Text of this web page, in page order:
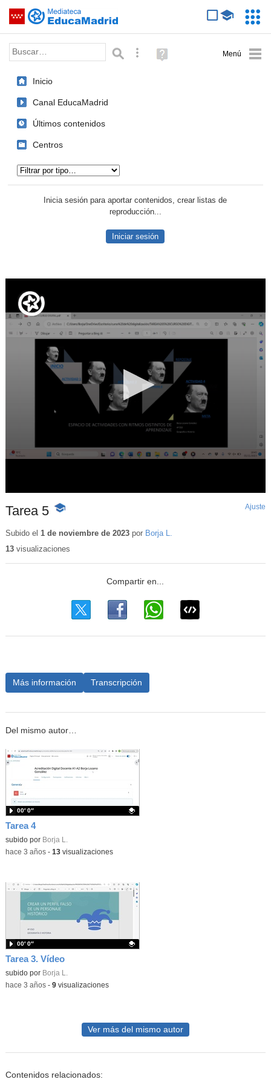
Saltar navegación
Palabra o frase: Búsqueda avanzada
Ayuda
(en
Inicio
Canal EducaMadrid
Últimos contenidos
Centros
Inicia sesión para aportar contenidos, crear listas de
reproducción...
Iniciar sesión
Tarea 5 -
educativo
Ajuste
Subido el 1 de noviembre de 2023por Borja L.
13visualizaciones
Más información Transcripción
Del mismo autor…
Tarea 4
Contenido educativo.
subido por Borja L.
00′ 0″
-hace 3 años- 13visualizaciones
Tarea 3. Vídeo
Contenido educativo.
subido por Borja L.
00′ 0″
-hace 3 años- 9visualizaciones
Ver más del mismo autor
Contenidos relacionados: